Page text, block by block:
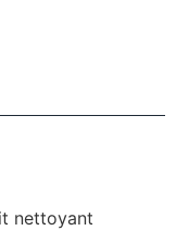
nettoyant